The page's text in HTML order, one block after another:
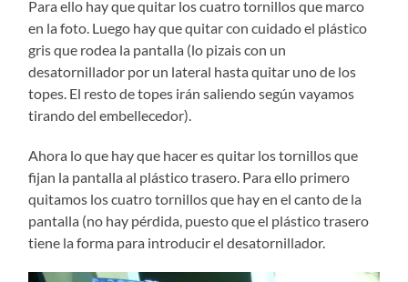
Para ello hay que quitar los cuatro tornillos que marco
en la foto. Luego hay que quitar con cuidado el plástico
gris que rodea la pantalla (lo pizais con un
desatornillador por un lateral hasta quitar uno de los
topes. El resto de topes irán saliendo según vayamos
tirando del embellecedor).
Ahora lo que hay que hacer es quitar los tornillos que
fijan la pantalla al plástico trasero. Para ello primero
quitamos los cuatro tornillos que hay en el canto de la
pantalla (no hay pérdida, puesto que el plástico trasero
tiene la forma para introducir el desatornillador.